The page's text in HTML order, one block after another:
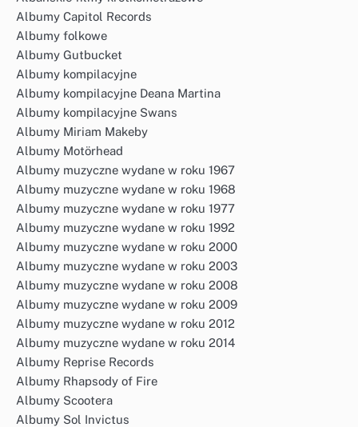
Albumy Capitol Records
Albumy folkowe
Albumy Gutbucket
Albumy kompilacyjne
Albumy kompilacyjne Deana Martina
Albumy kompilacyjne Swans
Albumy Miriam Makeby
Albumy Motörhead
Albumy muzyczne wydane w roku 1967
Albumy muzyczne wydane w roku 1968
Albumy muzyczne wydane w roku 1977
Albumy muzyczne wydane w roku 1992
Albumy muzyczne wydane w roku 2000
Albumy muzyczne wydane w roku 2003
Albumy muzyczne wydane w roku 2008
Albumy muzyczne wydane w roku 2009
Albumy muzyczne wydane w roku 2012
Albumy muzyczne wydane w roku 2014
Albumy Reprise Records
Albumy Rhapsody of Fire
Albumy Scootera
Albumy Sol Invictus